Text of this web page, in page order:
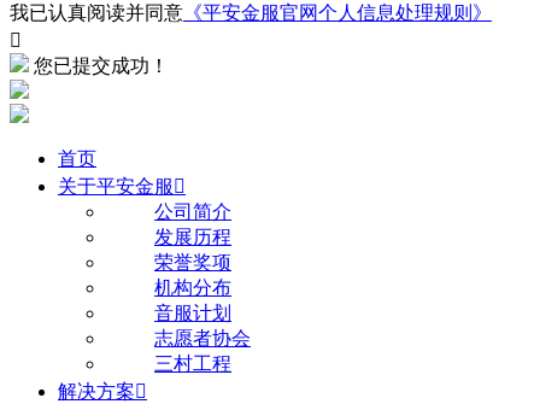
我已认真阅读并同意 《平安金服官网个人信息处理规则》

您已提交成功！
首页
关于平安金服 
公司简介
发展历程
荣誉奖项
机构分布
音服计划
志愿者协会
三村工程
解决方案